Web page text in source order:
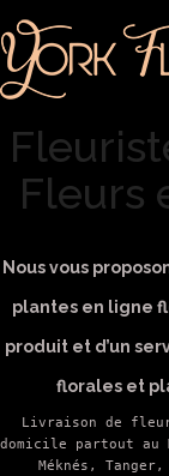
Fleurs
Nous vous
plantes en ligne
produit et d’un
florales et
Livraison de
domicile partout au
Méknés,